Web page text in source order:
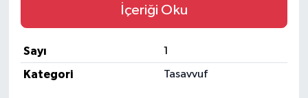
İçeriği Oku
Sayı
1
Kategori
Tasavvuf